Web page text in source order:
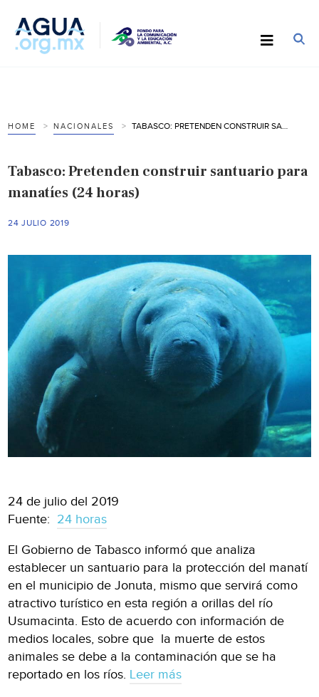
HOME NACIONALES
Tabasco: Pretenden construir santuario para
manatíes (24 horas)
24 JULIO 2019
24 de julio del 2019
Fuente: 24 horas
El Gobierno de Tabasco informó que analiza
establecer un santuario para la protección del manatí
en el municipio de Jonuta, mismo que servirá como
atractivo turístico en esta región a orillas del río
Usumacinta. Esto de acuerdo con información de
medios locales, sobre que la muerte de estos
animales se debe a la contaminación que se ha
reportado en los ríos. Leer más